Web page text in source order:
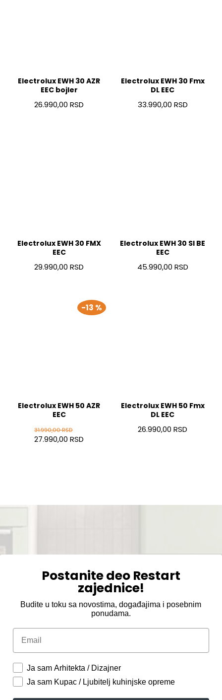
Electrolux EWH 30 AZR
EEC bojler
26.990,00 RSD
Electrolux EWH 30 Fmx
DL EEC
33.990,00 RSD
Electrolux EWH 30 FMX
EEC
29.990,00 RSD
Electrolux EWH 30 SI BE
EEC
45.990,00 RSD
-13 %
Electrolux EWH 50 AZR
EEC
27.990,00 RSD
31.990,00 RSD
Electrolux EWH 50 Fmx
DL EEC
26.990,00 RSD
Postanite deo Restart
zajednice!
Budite u toku sa novostima, događajima i posebnim
ponudama.
Email
Ja sam Arhitekta / Dizajner
Ja sam Kupac / Ljubitelj kuhinjske opreme